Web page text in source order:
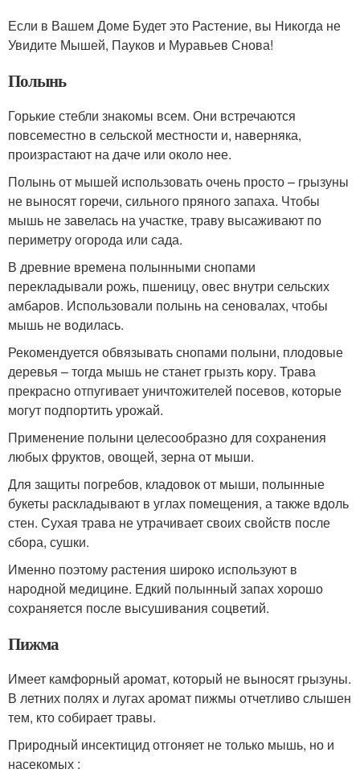
Если в Вашем Доме Будет это Растение, вы Никогда не
Увидите Мышей, Пауков и Муравьев Снова!
Полынь
Горькие стебли знакомы всем. Они встречаются
повсеместно в сельской местности и, наверняка,
произрастают на даче или около нее.
Полынь от мышей использовать очень просто – грызуны
не выносят горечи, сильного пряного запаха. Чтобы
мышь не завелась на участке, траву высаживают по
периметру огорода или сада.
В древние времена полынными снопами
перекладывали рожь, пшеницу, овес внутри сельских
амбаров. Использовали полынь на сеновалах, чтобы
мышь не водилась.
Рекомендуется обвязывать снопами полыни, плодовые
деревья – тогда мышь не станет грызть кору. Трава
прекрасно отпугивает уничтожителей посевов, которые
могут подпортить урожай.
Применение полыни целесообразно для сохранения
любых фруктов, овощей, зерна от мыши.
Для защиты погребов, кладовок от мыши, полынные
букеты раскладывают в углах помещения, а также вдоль
стен. Сухая трава не утрачивает своих свойств после
сбора, сушки.
Именно поэтому растения широко используют в
народной медицине. Едкий полынный запах хорошо
сохраняется после высушивания соцветий.
Пижма
Имеет камфорный аромат, который не выносят грызуны.
В летних полях и лугах аромат пижмы отчетливо слышен
тем, кто собирает травы.
Природный инсектицид отгоняет не только мышь, но и
насекомых :